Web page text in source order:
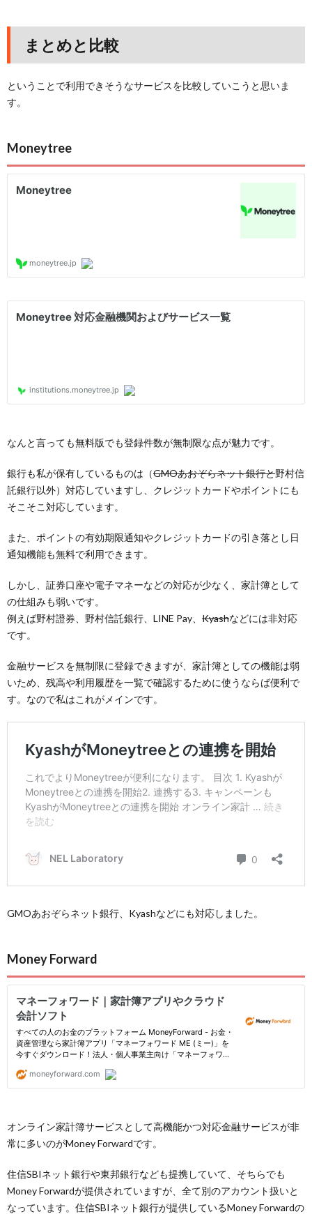
まとめと比較
ということで利用できそうなサービスを比較していこうと思いま
す。
Moneytree
なんと言っても無料版でも登録件数が無制限な点が魅力です。
銀行も私が保有しているものは（GMOあおぞらネット銀行と野村信
託銀行以外）対応していますし、クレジットカードやポイントにも
そこそこ対応しています。
また、ポイントの有効期限通知やクレジットカードの引き落とし日
通知機能も無料で利用できます。
しかし、証券口座や電子マネーなどの対応が少なく、家計簿として
の仕組みも弱いです。
例えば野村證券、野村信託銀行、LINE Pay、 Kyashなどには非対応
です。
金融サービスを無制限に登録できますが、家計簿としての機能は弱
いため、残高や利用履歴を一覧で確認するために使うならば便利で
す。なので私はこれがメインです。
GMOあおぞらネット銀行、Kyashなどにも対応しました。
Money Forward
オンライン家計簿サービスとして高機能かつ対応金融サービスが非
常に多いのがMoney Forwardです。
住信SBIネット銀行や東邦銀行なども提携していて、そちらでも
Money Forwardが提供されていますが、全て別のアカウント扱いと
なっています。住信SBIネット銀行が提供しているMoney Forwardの